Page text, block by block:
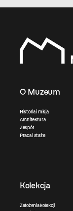
O Muzeum
Historia i misja
Architektura
Zespół
Praca i staże
Kolekcja
Założenia kolekcji